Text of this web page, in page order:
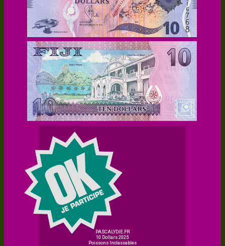
PASCALYDIE.FR
10 Dollars 2025
Poissons Inclassables